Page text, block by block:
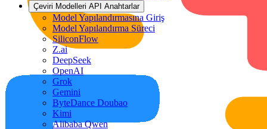
Çeviri Modelleri API Anahtarlar
Model Yapılandırmasına Giriş
Model Yapılandırma Süreci
SiliconFlow
Z.ai
DeepSeek
OpenAI
Grok
Gemini
ByteDance Doubao
Kimi
Alibaba Qwen